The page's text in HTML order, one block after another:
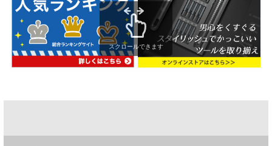
スクロールできます